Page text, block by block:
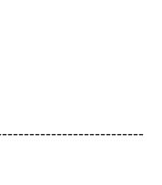
--------